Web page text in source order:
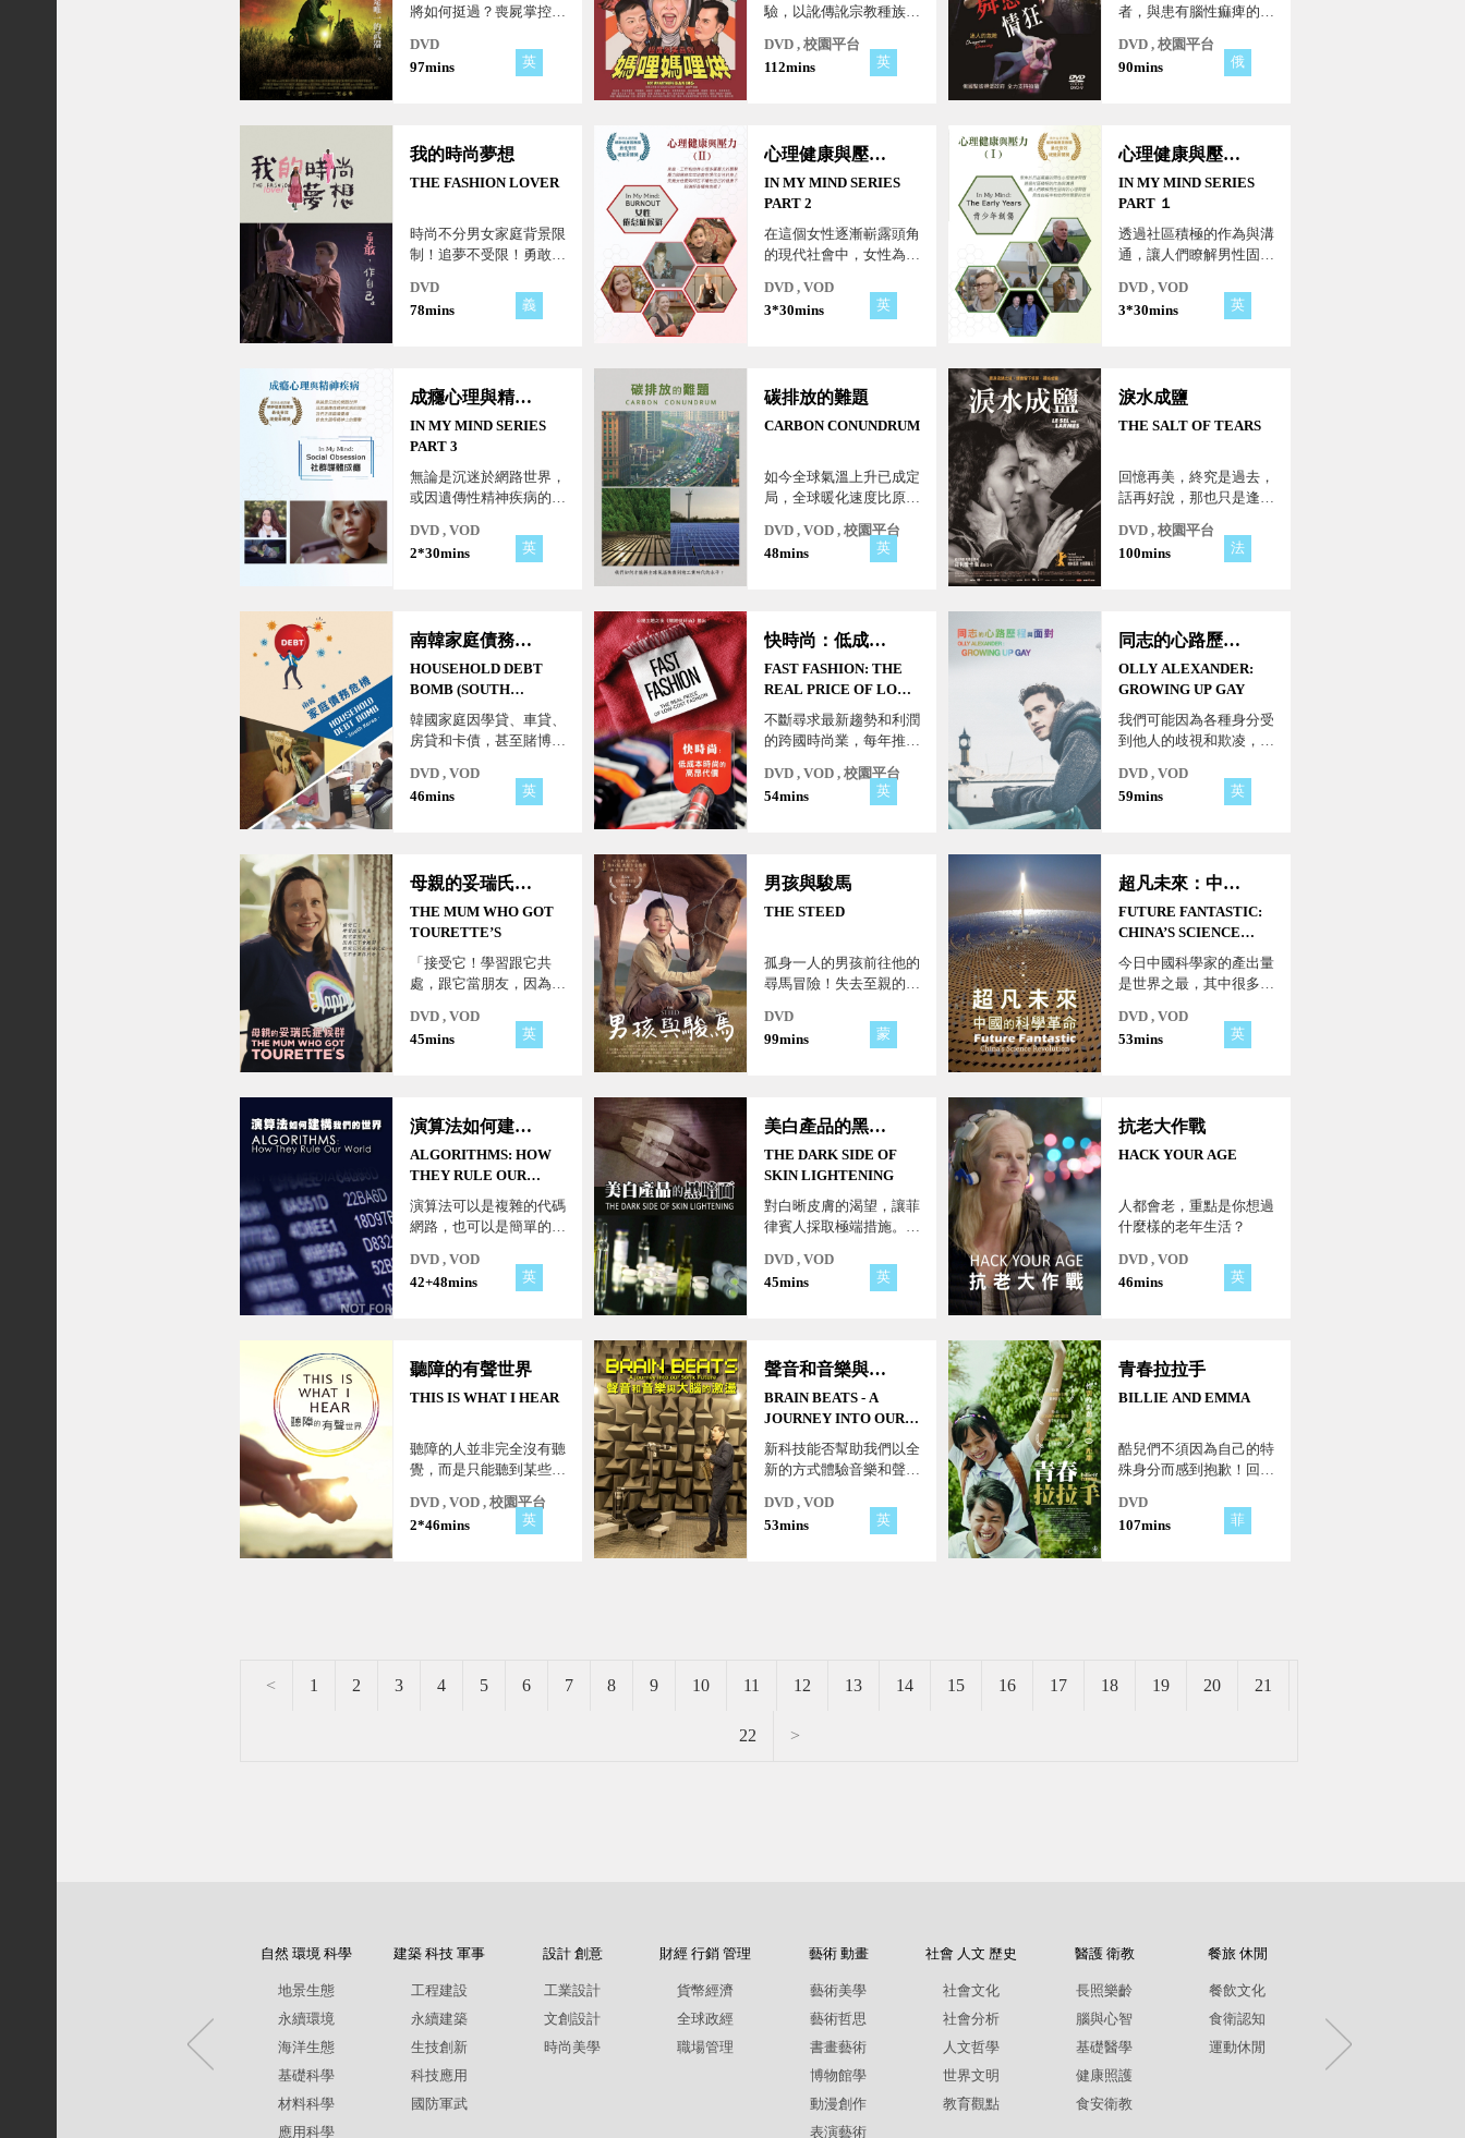
將如何挺過？喪屍掌控的
DVD
97mins
英
驗，以訛傳訛宗教種族刻
DVD , 校園平台
112mins
英
者，與患有腦性痲痺的音
少女瑪莎，三人一起追
夢，合作參加國際舞蹈賽
風暴與危險殺機...。
DVD , 校園平台
90mins
俄
我的時尚夢想
THE FASHION LOVER
時尚不分男女家庭背景限
制！追夢不受限！勇敢，
DVD
78mins
義
心理健康與壓力(Ⅱ)
IN MY MIND SERIES
PART 2
在這個女性逐漸嶄露頭角
的現代社會中，女性為了
面臨著家庭、工作和自身
心理多重壓力的襲擊，壓
DVD , VOD
3*30mins
英
心理健康與壓力(Ⅰ)
IN MY MIND SERIES
PART １
透過社區積極的作為與溝
通，讓人們瞭解男性固有
和他們所需要的支持。
DVD , VOD
3*30mins
英
成癮心理與精神疾病
IN MY MIND SERIES
PART 3
無論是沉迷於網路世界，
或因遺傳性精神疾病的困
歷，尋求打破圍繞心理健
康的污名及解除精神壓力
DVD , VOD
2*30mins
英
碳排放的難題
CARBON CONUNDRUM
如今全球氣溫上升已成定
局，全球暖化速度比原本
碳上癮。要拯救地球，我
們必須急時做出改變！
DVD , VOD , 校園平台
48mins
英
淚水成鹽
THE SALT OF TEARS
回憶再美，終究是過去，
話再好說，那也只是逢場
個女人的情感，給人輕喜
劇與新鮮和振奮。
DVD , 校園平台
100mins
法
南韓家庭債務危機
HOUSEHOLD DEBT
BOMB (SOUTH
KOREA)
韓國家庭因學貸、車貸、
房貸和卡債，甚至賭博欠
DVD , VOD
46mins
英
快時尚：低成本時尚的高昂代價
FAST FASHION: THE
REAL PRICE OF LOW-
COST FASHION
不斷尋求最新趨勢和利潤
的跨國時尚業，每年推出
的製衣廠不僅工作環境惡
劣、漠視勞工權益，更甚
危害。
DVD , VOD , 校園平台
54mins
英
同志的心路歷程與面對
OLLY ALEXANDER:
GROWING UP GAY
我們可能因為各種身分受
到他人的歧視和欺凌，但
生活。希望這部紀錄片能
夠讓您更關心自己、更關
DVD , VOD
59mins
英
母親的妥瑞氏症候群
THE MUM WHO GOT
TOURETTE’S
「接受它！學習跟它共
處，跟它當朋友，因為它
瑞氏症，它不會要你的
命！」
DVD , VOD
45mins
英
男孩與駿馬
THE STEED
孤身一人的男孩前往他的
尋馬冒險！失去至親的男
旅！
DVD
99mins
蒙
超凡未來：中國的科學革命
FUTURE FANTASTIC:
CHINA’S SCIENCE
REVOLUTION
今日中國科學家的產出量
是世界之最，其中很多都
各項領域的進步，包括醫
藥﹑機器人﹑無線電天文
DVD , VOD
53mins
英
演算法如何建構我們的世界
ALGORITHMS: HOW
THEY RULE OUR
WORLD
演算法可以是複雜的代碼
網路，也可以是簡單的密
發揮效用。演算法已經無
意中融入了我們的日常生
DVD , VOD
42+48mins
英
美白產品的黑暗面
THE DARK SIDE OF
SKIN LIGHTENING
對白晰皮膚的渴望，讓菲
律賓人採取極端措施。
主義色彩的問題，數十年
殖民統治形成的集體文化
DVD , VOD
45mins
英
抗老大作戰
HACK YOUR AGE
人都會老，重點是你想過
什麼樣的老年生活？
DVD , VOD
46mins
英
聽障的有聲世界
THIS IS WHAT I HEAR
聽障的人並非完全沒有聽
覺，而是只能聽到某些頻
位主人翁的實例，說明聽
障者面臨的各種問題及挑
DVD , VOD , 校園平台
2*46mins
英
聲音和音樂與大腦的激盪
BRAIN BEATS - A
JOURNEY INTO OUR
SONIC FUTURE
新科技能否幫助我們以全
新的方式體驗音樂和聲
們的大腦和行為的影響的
最新發現，指向一個比視
DVD , VOD
53mins
英
青春拉拉手
BILLIE AND EMMA
酷兒們不須因為自己的特
殊身分而感到抱歉！回到
人都可愛…
DVD
107mins
菲
< 1 2 3 4 5 6 7 8 9 10 11 12 13 14 15 16 17 18 19 20 21
22 >
自然 環境 科學
地景生態
永續環境
海洋生態
基礎科學
材料科學
應用科學
建築 科技 軍事
工程建設
永續建築
生技創新
科技應用
國防軍武
設計 創意
工業設計
文創設計
時尚美學
財經 行銷 管理
貨幣經濟
全球政經
職場管理
藝術 動畫
藝術美學
藝術哲思
書畫藝術
博物館學
動漫創作
表演藝術
社會 人文 歷史
社會文化
社會分析
人文哲學
世界文明
教育觀點
醫護 衛教
長照樂齡
腦與心智
基礎醫學
健康照護
食安衛教
餐旅 休閒
餐飲文化
食衛認知
運動休閒
社政人文